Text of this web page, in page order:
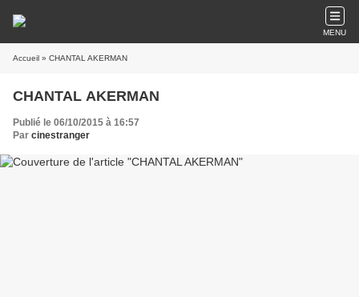
MENU
Accueil » CHANTAL AKERMAN
CHANTAL AKERMAN
Publié le 06/10/2015 à 16:57
Par cinestranger